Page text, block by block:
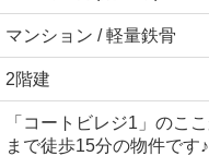
マンション / 軽量鉄骨
2階建
「コートビレジ1」のこ
まで徒歩15分の物件です